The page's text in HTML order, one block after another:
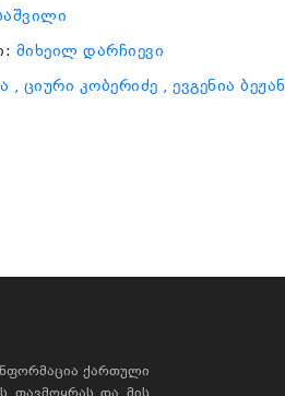
მიხეილ დარჩიევი
, ციური კობერიძე , ევგენია
ქართული
თავმოყრას და მის